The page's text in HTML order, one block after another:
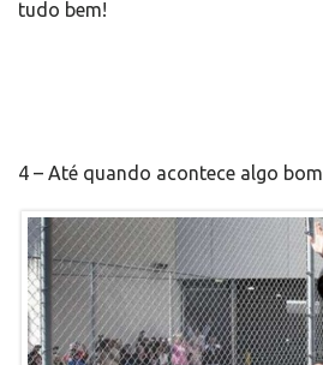
tudo bem!
4 – Até quando acontece algo bom